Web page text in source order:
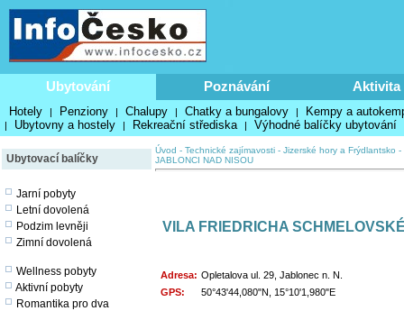
Ubytování Poznávání Aktivita
Hotely | Penziony | Chalupy | Chatky a bungalovy | Kempy a
| Ubytovny a hostely | Rekreační střediska | Výhodné balíčky ubytování
Ubytovací balíčky
Jarní pobyty
Letní dovolená
Podzim levněji
Zimní dovolená
Wellness pobyty
Aktivní pobyty
Romantika pro dva
Úvod - Technické zajímavosti - Jizerské hory a Frýdlantsko -
JABLONCI NAD NISOU
VILA FRIEDRICHA
Adresa: Opletalova ul. 29, Jablonec n. N.
GPS:
50°43'44,080"N, 15°10'1,980"E